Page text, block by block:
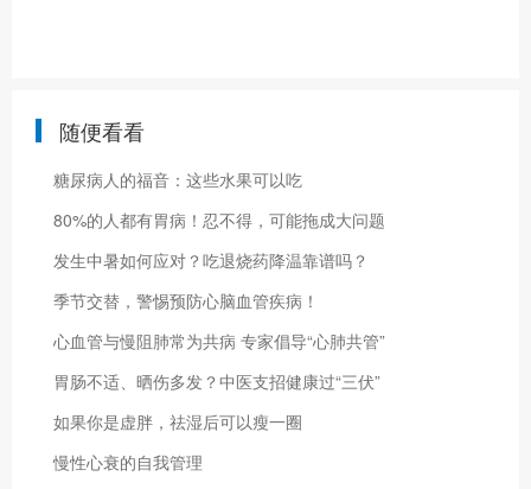
随便看看
糖尿病人的福音：这些水果可以吃
80%的人都有胃病！忍不得，可能拖成大问题
发生中暑如何应对？吃退烧药降温靠谱吗？
季节交替，警惕预防心脑血管疾病！
心血管与慢阻肺常为共病 专家倡导“心肺共管”
胃肠不适、晒伤多发？中医支招健康过“三伏”
如果你是虚胖，祛湿后可以瘦一圈
慢性心衰的自我管理